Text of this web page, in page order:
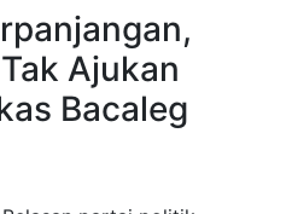
Ajukan
Bacaleg